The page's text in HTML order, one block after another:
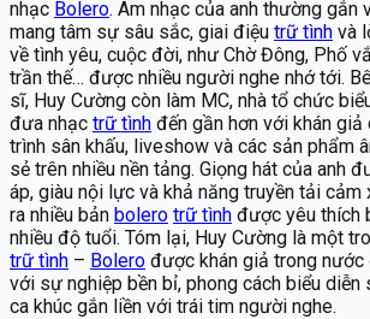
nhạc Bolero. Âm nhạc của anh thường gắn
mang tâm sự sâu sắc, giai điệu trữ tình và
về tình yêu, cuộc đời, như Chờ Đông, Phố
trần thế… được nhiều người nghe nhớ tới.
sĩ, Huy Cường còn làm MC, nhà tổ chức
đưa nhạc trữ tình đến gần hơn với khán giả
trình sân khấu, liveshow và các sản phẩm
sẻ trên nhiều nền tảng. Giọng hát của anh
áp, giàu nội lực và khả năng truyền tải cảm
ra nhiều bản bolero trữ tình được yêu thích
nhiều độ tuổi. Tóm lại, Huy Cường là một
trữ tình – Bolero được khán giả trong nước
với sự nghiệp bền bỉ, phong cách biểu diễn
ca khúc gắn liền với trái tim người nghe.